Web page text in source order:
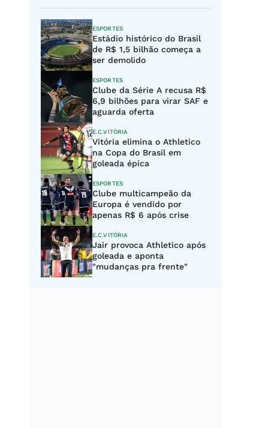
ESPORTES
Estádio histórico do Brasil
de R$ 1,5 bilhão começa a
ser demolido
ESPORTES
Clube da Série A recusa R$
6,9 bilhões para virar SAF e
aguarda oferta
E.C.VITÓRIA
Vitória elimina o Athletico
na Copa do Brasil em
goleada épica
ESPORTES
Clube multicampeão da
Europa é vendido por
apenas R$ 6 após crise
E.C.VITÓRIA
Jair provoca Athletico após
goleada e aponta
"mudanças pra frente"